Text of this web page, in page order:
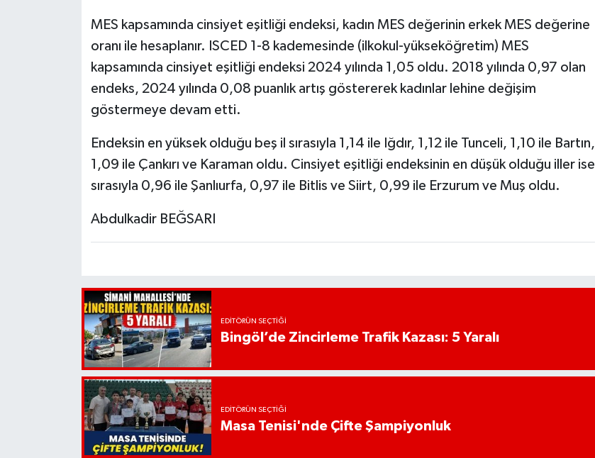
MES kapsamında cinsiyet eşitliği endeksi, kadın MES değerinin erkek MES değerine
oranı ile hesaplanır. ISCED 1-8 kademesinde (ilkokul-yükseköğretim) MES
kapsamında cinsiyet eşitliği endeksi 2024 yılında 1,05 oldu. 2018 yılında 0,97 olan
endeks, 2024 yılında 0,08 puanlık artış göstererek kadınlar lehine değişim
göstermeye devam etti.
Endeksin en yüksek olduğu beş il sırasıyla 1,14 ile Iğdır, 1,12 ile Tunceli, 1,10 ile Bartın,
1,09 ile Çankırı ve Karaman oldu. Cinsiyet eşitliği endeksinin en düşük olduğu iller ise
sırasıyla 0,96 ile Şanlıurfa, 0,97 ile Bitlis ve Siirt, 0,99 ile Erzurum ve Muş oldu.
Abdulkadir BEĞSARI
EDITÖRÜN SEÇTIĞI
Bingöl’de Zincirleme Trafik Kazası: 5 Yaralı
EDITÖRÜN SEÇTIĞI
Masa Tenisi'nde Çifte Şampiyonluk